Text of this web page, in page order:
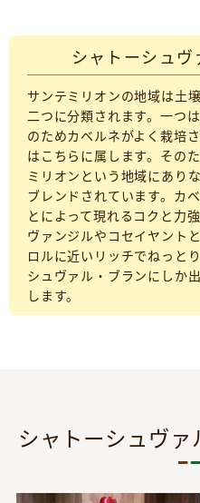
シャトーシュ
サンテミリオンの地域は土
二つに分類されます。一つ
のためカベルネがよく栽培
はこちらに属します。その
ミリオンという地域にあり
ブレンドされています。カ
とによって現れるコクと力
ヴァンジルやコセイヤント
ロルに近いリッチでねっと
シュヴァル・ブランにしか
します。
シャトーシュヴ